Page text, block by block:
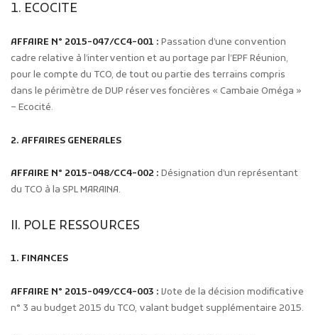
1. ECOCITE
AFFAIRE N° 2015-047/CC4-001 : Passation d’une convention
cadre relative à l’intervention et au portage par l’EPF Réunion,
pour le compte du TCO, de tout ou partie des terrains compris
dans le périmètre de DUP réserves foncières « Cambaie Oméga »
– Ecocité.
2. AFFAIRES GENERALES
AFFAIRE N° 2015-048/CC4-002 : Désignation d’un représentant
du TCO à la SPL MARAINA.
II. POLE RESSOURCES
1. FINANCES
AFFAIRE N° 2015-049/CC4-003 : Vote de la décision modificative
n° 3 au budget 2015 du TCO, valant budget supplémentaire 2015.